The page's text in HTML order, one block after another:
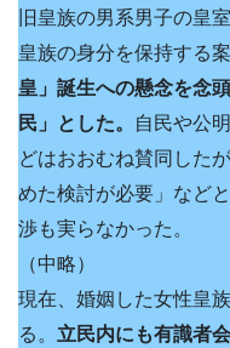
旧皇族の男系男子の皇
皇族の身分を保持する
皇」誕生への懸念を念
民」とした。
自民や公
どはおおむね賛同した
めた検討が必要」など
渉も実らなかった。
（中略）
現在、婚姻した女性皇
る。 立民内にも有識者